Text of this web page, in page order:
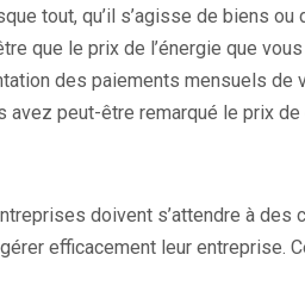
tout, qu’il s’agisse de biens
que le prix de l’énergie que
des paiements mensuels de
avez peut-être remarqué le prix
doivent s’attendre à
efficacement leur entreprise.